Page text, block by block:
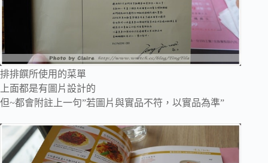
排排饌所使用的菜單
上面都是有圖片設計的
但~都會附註上一句”若圖片與實品不符，以實品為準”